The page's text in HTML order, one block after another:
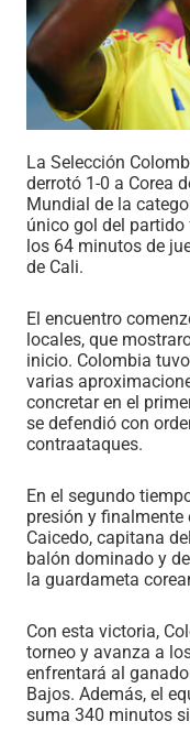
La Selección
derrotó 1-0 a Corea
Mundial de la
único gol del
los 64 minutos de
de Cali.
El encuentro
locales, que
inicio. Colombia
varias
concretar en el
se defendió con
contraataques.
En el segundo
presión y finalmente
Caicedo, capitana
balón dominado y
la guardameta
Con esta victoria,
torneo y avanza a
enfrentará al
Bajos. Además, el
suma 340 minutos